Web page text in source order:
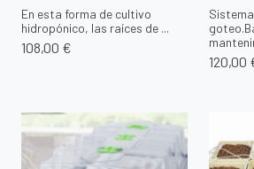
En esta forma de cultivo
hidropónico, las raíces de ...
108,00 €
120,00